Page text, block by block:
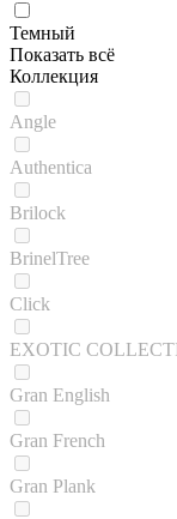
Темный
Показать всё
Коллекция
Angle
Authentica
Brilock
BrinelTree
Click
EXOTIC
Gran English
Gran French
Gran Plank